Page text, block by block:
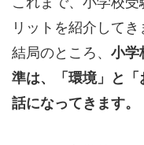
リットを紹介してき
結局のところ、 小学
準は、「環境」と「
話になってきます。